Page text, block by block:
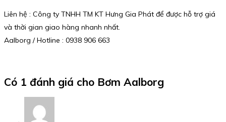
Liên hệ : Công ty TNHH TM KT Hưng Gia Phát để được hỗ trợ giá
và thời gian giao hàng nhanh nhất.
Aalborg / Hotline : 0938 906 663
Có 1 đánh giá cho Bơm Aalborg